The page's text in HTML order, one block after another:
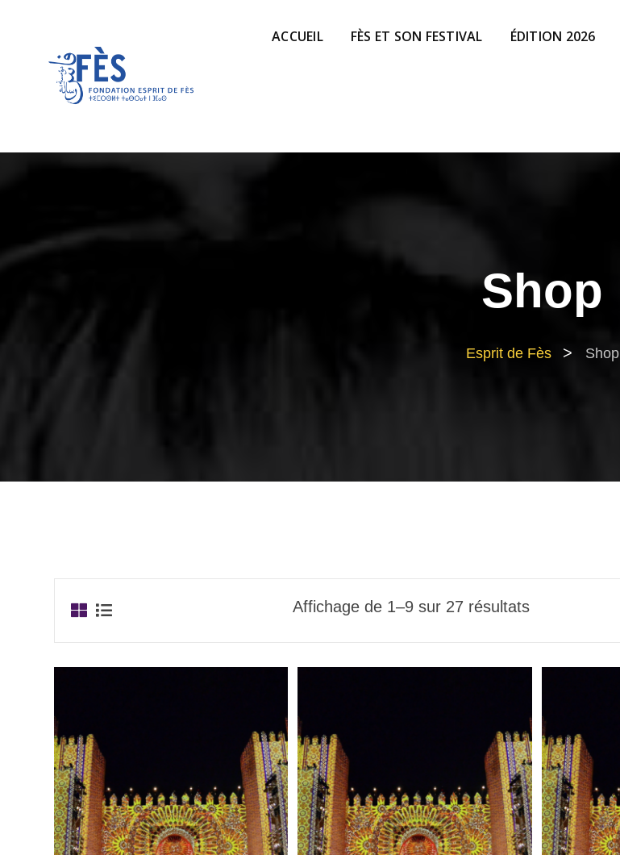
ACCUEIL FÈS ET SON FESTIVAL ÉDITION 2026
Shop
Esprit de Fès > Shop
Affichage de 1–9 sur 27 résultats